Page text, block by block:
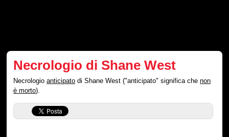
Necrologio di Shane West
Necrologioanticipato di Shane West ("anticipato" significa chenon
è morto).